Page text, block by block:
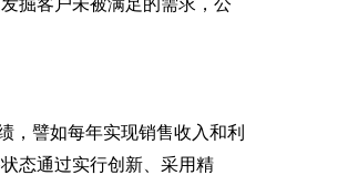
掘客户未被满足的需求，公
，譬如每年实现销售收入和利
态通过实行创新、采用精